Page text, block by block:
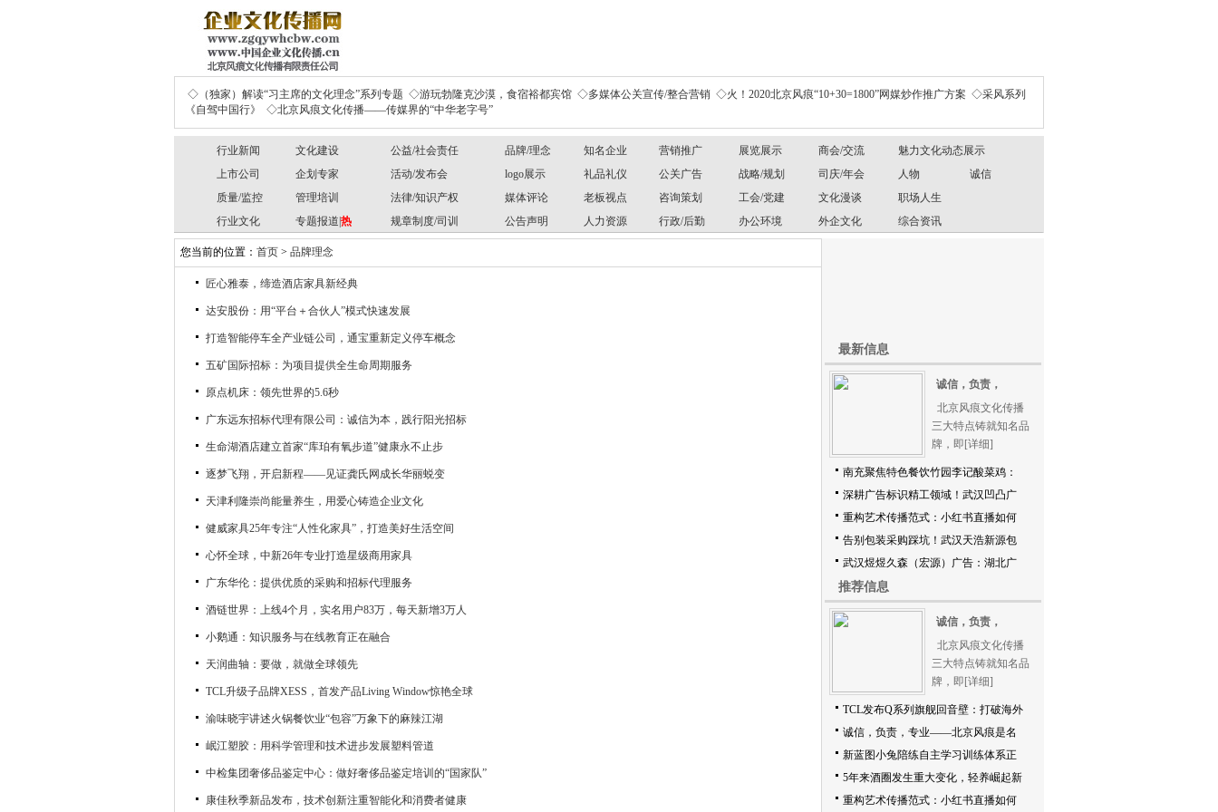
◇（独家）解读“习主席的文化理念”系列专题 ◇游玩勃隆克沙漠，食宿裕都宾馆 ◇多媒体公关宣传/整合营销 ◇火！2020北京风痕“10+30=1800”网媒炒作推广方案 ◇采风系列
《自驾中国行》
◇北京风痕文化传播——传媒界的“中华老字号”
行业新闻 文化建设 公益/社会责任 品牌/理念 知名企业 营销推广 展览展示 商会/交流
魅力文化动态展示
上市公司
企划专家 活动/发布会 logo展示 礼品礼仪 公关广告 战略/规划 司庆/年会 人物
诚信
质量/监控
管理培训 法律/知识产权 媒体评论 老板视点 咨询策划 工会/党建 文化漫谈
职场人生
行业文化
专题报道| 热 规章制度/司训 公告声明 人力资源 行政/后勤 办公环境 外企文化 综合资讯
您当前的位置： 首页 > 品牌理念
匠心雅泰，缔造酒店家具新经典
达安股份：用“平台＋合伙人”模式快速发展
打造智能停车全产业链公司，通宝重新定义停车概念
五矿国际招标：为项目提供全生命周期服务
原点机床：领先世界的5.6秒
广东远东招标代理有限公司：诚信为本，践行阳光招标
生命湖酒店建立首家“库珀有氧步道”健康永不止步
逐梦飞翔，开启新程——见证龚氏网成长华丽蜕变
天津利隆崇尚能量养生，用爱心铸造企业文化
健威家具25年专注“人性化家具”，打造美好生活空间
心怀全球，中新26年专业打造星级商用家具
广东华伦：提供优质的采购和招标代理服务
酒链世界：上线4个月，实名用户83万，每天新增3万人
小鹅通：知识服务与在线教育正在融合
天润曲轴：要做，就做全球领先
TCL升级子品牌XESS，首发产品Living Window惊艳全球
渝味晓宇讲述火锅餐饮业“包容”万象下的麻辣江湖
岷江塑胶：用科学管理和技术进步发展塑料管道
中检集团奢侈品鉴定中心：做好奢侈品鉴定培训的“国家队”
康佳秋季新品发布，技术创新注重智能化和消费者健康
最新信息
诚信，负责，
北京风痕文化传播
三大特点铸就知名品
牌，即 [详细]
南充聚焦特色餐饮竹园李记酸菜鸡：
深耕广告标识精工领域！武汉凹凸广
重构艺术传播范式：小红书直播如何
告别包装采购踩坑！武汉天浩新源包
武汉煜煜久森（宏源）广告：湖北广
推荐信息
诚信，负责，
北京风痕文化传播
三大特点铸就知名品
牌，即 [详细]
TCL发布Q系列旗舰回音壁：打破海外
诚信，负责，专业——北京风痕是名
新蓝图小兔陪练自主学习训练体系正
5年来酒圈发生重大变化，轻养崛起新
重构艺术传播范式：小红书直播如何